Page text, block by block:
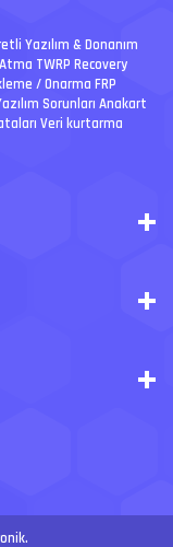
Yazılım & Donanım
TWRP Recovery
/ Onarma FRP
Sorunları Anakart
Veri kurtarma
.